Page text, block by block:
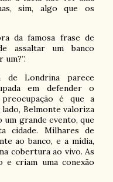
sim, algo que os
da famosa frase de
assaltar um banco
Londrina parece
em defender o
é que a
Belmonte valoriza
grande evento, que
cidade. Milhares de
ao banco, e a mídia,
cobertura ao vivo. As
e criam uma conexão